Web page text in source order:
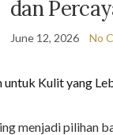
dan
June 12, 2026 No
menjadi pilihan